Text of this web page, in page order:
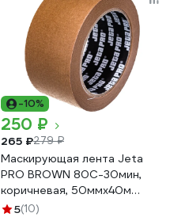
-10%
250 ₽
265 ₽279 ₽
Маскирующая лента Jeta
PRO BROWN 80С-30мин,
коричневая, 50ммx40м
58180/50
5(10)